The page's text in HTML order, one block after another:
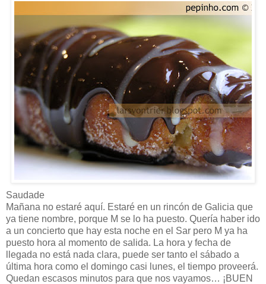
Saudade
Mañana no estaré aquí. Estaré en un rincón de Galicia que
ya tiene nombre, porque M se lo ha puesto. Quería haber ido
a un concierto que hay esta noche en el Sar pero M ya ha
puesto hora al momento de salida. La hora y fecha de
llegada no está nada clara, puede ser tanto el sábado a
última hora como el domingo casi lunes, el tiempo proveerá.
Quedan escasos minutos para que nos vayamos… ¡BUEN